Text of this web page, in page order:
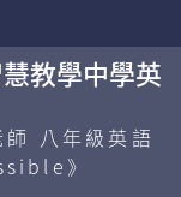
教學中學英
八年級英語
》